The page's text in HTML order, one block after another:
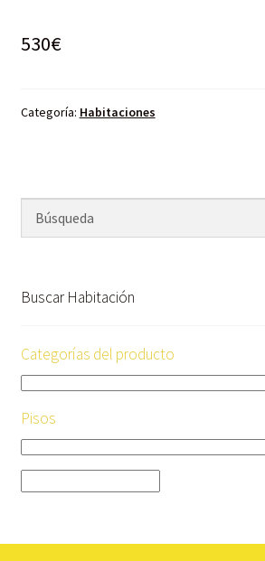
530€
Categoría: Habitaciones
Buscar Habitación
Categorías del producto
Pisos